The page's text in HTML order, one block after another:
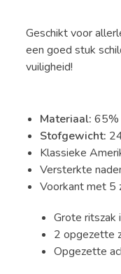
Geschikt voor
een goed stuk
vuiligheid!
Materiaal: 65%
Stofgewicht:
Klassieke
Versterkte
Voorkant met 5
Grote ritszak
2 opgezette
Opgezette